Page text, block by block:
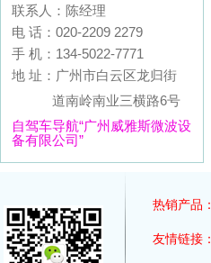
联系人：陈经理
电 话：020-2209 2279
手 机：134-5022-7771
地 址：广州市白云区龙归街
道南岭南业三横路6号
自驾车导航“广州威雅斯微波设
备有限公司”
热销产品：
友情链接：